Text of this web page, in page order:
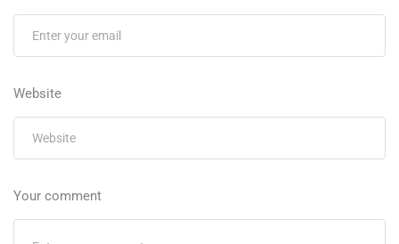
Website
Your comment